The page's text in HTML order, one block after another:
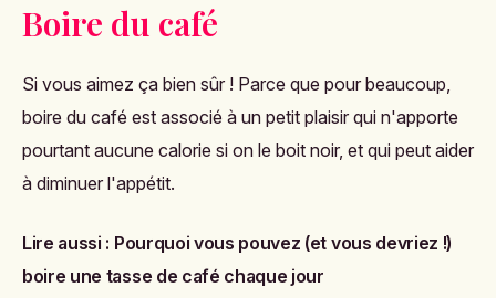
Boire du café
Si vous aimez ça bien sûr ! Parce que pour beaucoup,
boire du café est associé à un petit plaisir qui n'apporte
pourtant aucune calorie si on le boit noir, et qui peut aider
à diminuer l'appétit.
Lire aussi : Pourquoi vous pouvez (et vous devriez !)
boire une tasse de café chaque jour